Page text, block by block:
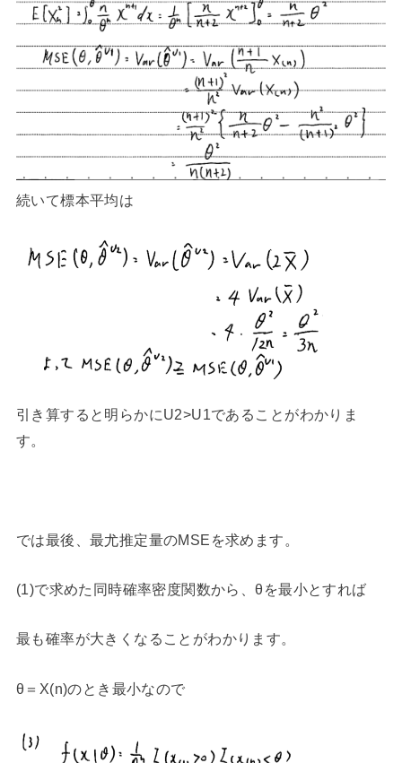
続いて標本平均は
引き算すると明らかにU2>U1であることがわかりま
す。
では最後、最尤推定量のMSEを求めます。
(1)で求めた同時確率密度関数から、θを最小とすれば
最も確率が大きくなることがわかります。
θ＝X(n)のとき最小なので